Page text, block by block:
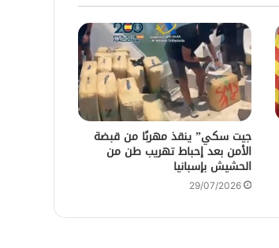
جيت سكي” ينقذ مهربًا من قبضة
الأمن بعد إحباط تهريب طن من
الحشيش بإسبانيا
29/07/2026